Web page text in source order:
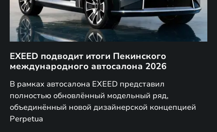
EXEED подводит итоги Пекинского
международного автосалона 2026
В рамках автосалона EXEED представил
полностью обновлённый модельный ряд,
объединённый новой дизайнерской концепцией
Perpetua